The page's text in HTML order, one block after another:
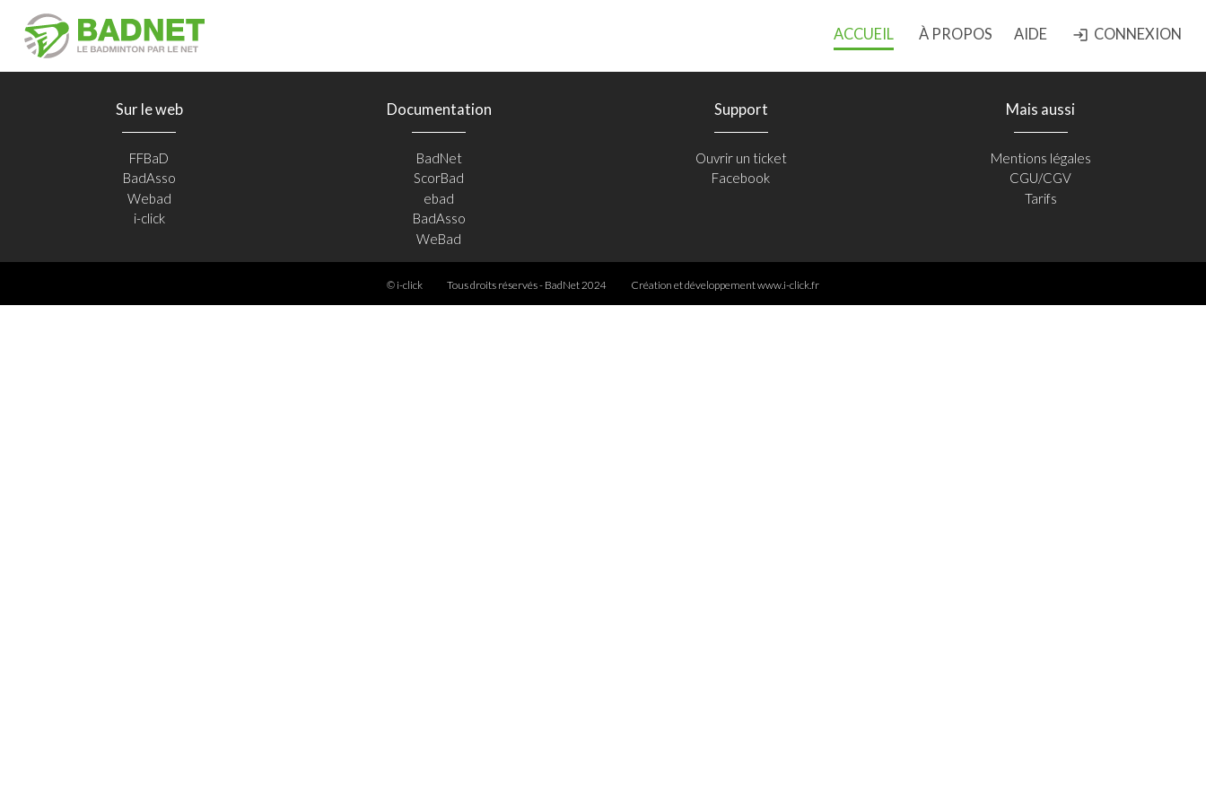
ACCUEIL À PROPOS AIDE login CONNEXION
Sur le web
FFBaD
BadAsso
Webad
i-click
Documentation
BadNet
ScorBad
ebad
BadAsso
WeBad
Support
Ouvrir un ticket
Facebook
Mais aussi
Mentions légales
CGU/CGV
Tarifs
© i-click Tous droits réservés - BadNet 2024 Création et développementwww.i-click.fr